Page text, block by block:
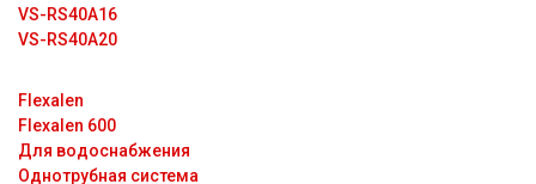
VS-RS40A16
VS-RS40A20
Flexalen
Flexalen 600
Для водоснабжения
Однотрубная система